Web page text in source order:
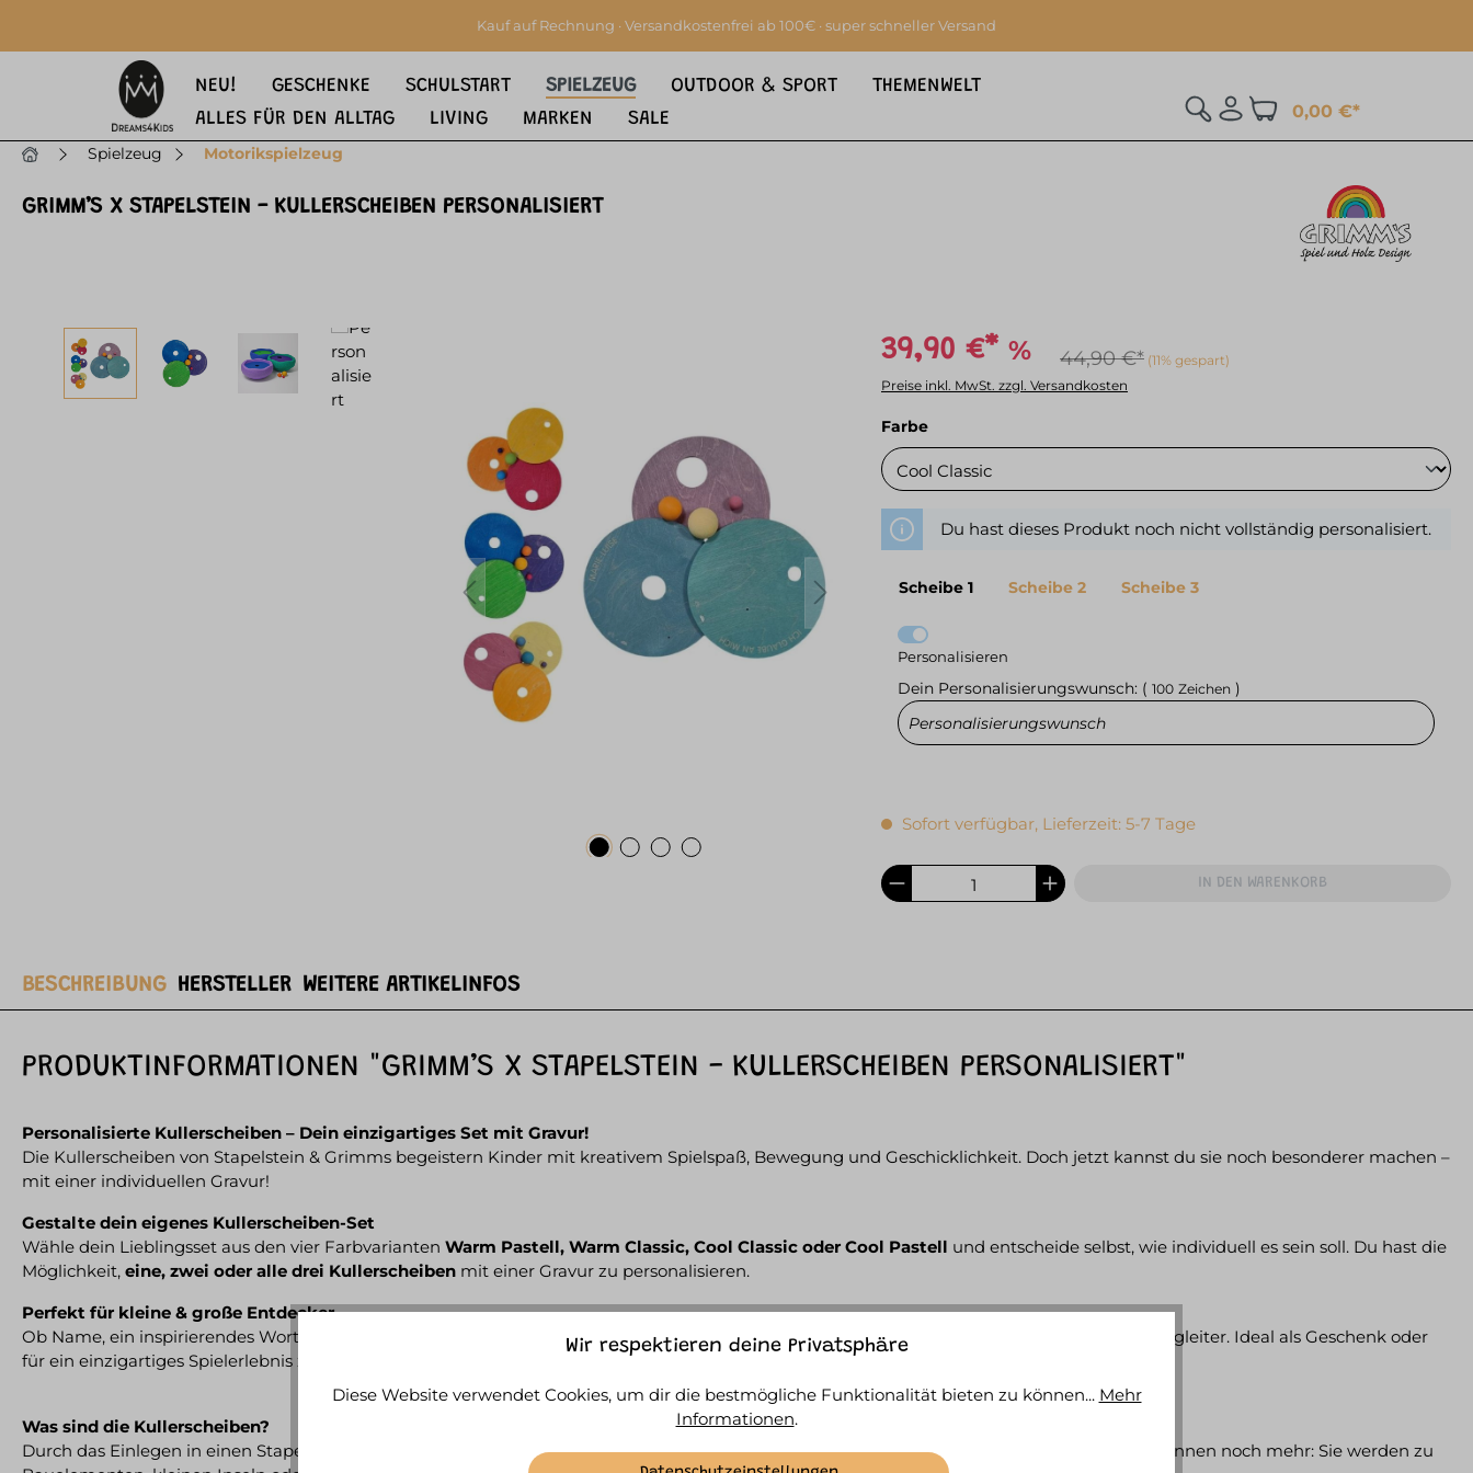
Kauf auf Rechnung · Versandkostenfrei ab 100€ · super schneller Versand
NEU! GESCHENKE SCHULSTART SPIELZEUG OUTDOOR & SPORT
THEMENWELT
ALLES FÜR DEN ALLTAG
LIVING MARKEN SALE 0,00 €*
Spielzeug Motorikspielzeug
GRIMM’S X STAPELSTEIN - KULLERSCHEIBEN PERSONALISIERT
Bildergalerie überspringen 39,90 €* % 44,90 €* (11% gespart)
Preise inkl. MwSt. zzgl. Versandkosten
Farbeauswählen
Du hast dieses Produkt noch nicht vollständig personalisiert.
Scheibe 1 Scheibe 2 Scheibe 3
Personalisieren
Dein Personalisierungswunsch: ( 100 Zeichen )
Sofort verfügbar, Lieferzeit: 5-7 Tage
IN DEN WARENKORB
BESCHREIBUNG HERSTELLER WEITERE ARTIKELINFOS
PRODUKTINFORMATIONEN "GRIMM’S X STAPELSTEIN - KULLERSCHEIBEN PERSONALISIERT"
Personalisierte Kullerscheiben – Dein einzigartiges Set mit Gravur!
Die Kullerscheiben von Stapelstein & Grimms begeistern Kinder mit kreativem Spielspaß, Bewegung und Geschicklichkeit. Doch jetzt kannst du sie noch besonderer machen –
mit einer individuellen Gravur!
Gestalte dein eigenes Kullerscheiben-Set
Wähle dein Lieblingsset aus den vier Farbvarianten Warm Pastell, Warm Classic, Cool Classic oder Cool Pastell und entscheide selbst, wie individuell es sein soll. Du hast die
Möglichkeit, eine, zwei oder alle drei Kullerscheiben mit einer Gravur zu personalisieren.
Perfekt für kleine & große Entdecker
Ob Name, ein inspirierendes Wort oder ein liebevoller Gruß – mit der Gravur wird dein Kullerscheiben-Set zu einem ganz besonderen Spielbegleiter. Ideal als Geschenk oder
für ein einzigartiges Spielerlebnis zu Hause!
Was sind die Kullerscheiben?
Durch das Einlegen in einen Stapelstein® entsteht eine spannende Kullerbahn – Kugel hineinlegen und losrollen! Doch die Kullerscheiben können noch mehr: Sie werden zu
Wir respektieren deine Privatsphäre
Diese Website verwendet Cookies, um dir die bestmögliche Funktionalität bieten zu können... Mehr
Informationen.